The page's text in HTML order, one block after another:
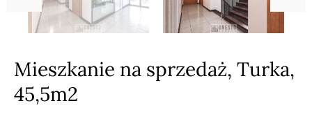
Mieszkanie na sprzedaż, Turka,
45,5m2